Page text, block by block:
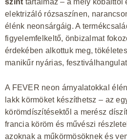
színt tartalmaz – a mély kobalttól
elektrizáló rózsaszínen,
élénk neonsárgáig. A
figyelemfelkeltő, önbizalmat
érdekében alkottuk meg,
manikűr nyárias,
A FEVER neon árnyalatokkal
lakk körmöket készíthetsz – az
körömdíszítésektől a merész
francia köröm és művészi
azoknak a műkörmösöknek és